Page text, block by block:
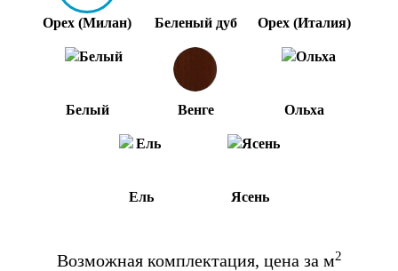
Орех (Милан) Беленый дуб Орех (Италия)
Белый Венге Ольха
Ель Ясень
Возможная комплектация, цена за м2